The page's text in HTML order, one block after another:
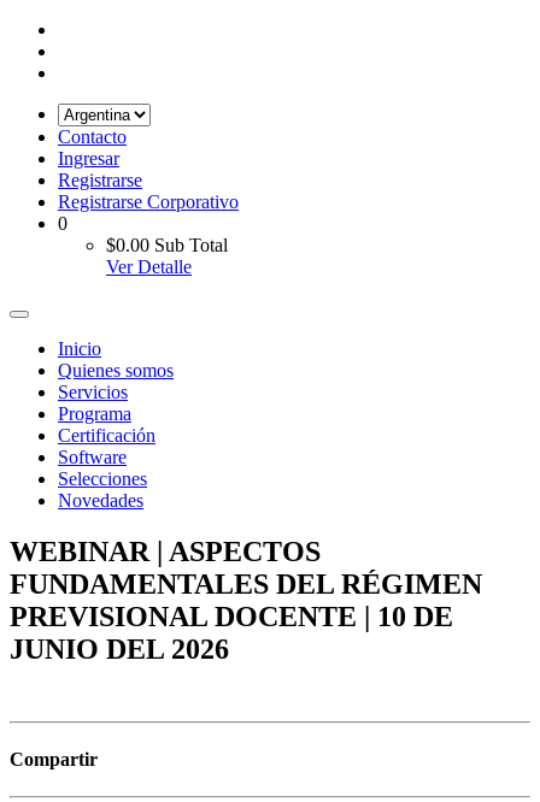
Contacto
Ingresar
Registrarse
Registrarse Corporativo
0
$0.00 Sub Total
Ver Detalle
Inicio
Quienes somos
Servicios
Programa
Certificación
Software
Selecciones
Novedades
WEBINAR | ASPECTOS
FUNDAMENTALES DEL RÉGIMEN
PREVISIONAL DOCENTE | 10 DE
JUNIO DEL 2026
Compartir